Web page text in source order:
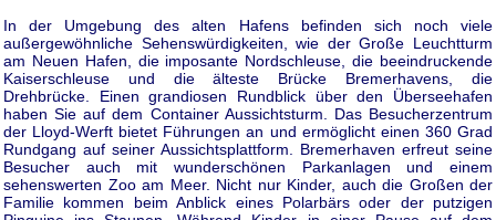
In der Umgebung des alten Hafens befinden sich noch viele
außergewöhnliche Sehenswürdigkeiten, wie der Große Leuchtturm
am Neuen Hafen, die imposante Nordschleuse, die beeindruckende
Kaiserschleuse und die älteste Brücke Bremerhavens, die
Drehbrücke. Einen grandiosen Rundblick über den Überseehafen
haben Sie auf dem Container Aussichtsturm. Das Besucherzentrum
der Lloyd-Werft bietet Führungen an und ermöglicht einen 360 Grad
Rundgang auf seiner Aussichtsplattform. Bremerhaven erfreut seine
Besucher auch mit wunderschönen Parkanlagen und einem
sehenswerten Zoo am Meer. Nicht nur Kinder, auch die Großen der
Familie kommen beim Anblick eines Polarbärs oder der putzigen